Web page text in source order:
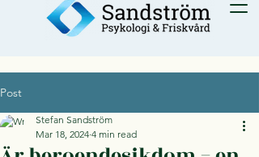
Post
Stefan Sandström
Mar 18, 2024 4 min read